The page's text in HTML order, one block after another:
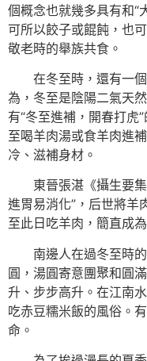
個概念也就幾多具有和“
可所以餃子或餛飩，也
敬老時的舉族共食。
在冬至時，還有一
為，冬至是陰陽二氣天
有“冬至進補，開春打虎
至喝羊肉湯或食羊肉進
冷、滋補身材。
東晉張湛《攝生要
進胃易消化”，后世將羊
至此日吃羊肉，簡直成
南邊人在過冬至時
圓，湯圓寄意團聚和圓
升、步步高升。在江南
吃赤豆糯米飯的風俗。
命。